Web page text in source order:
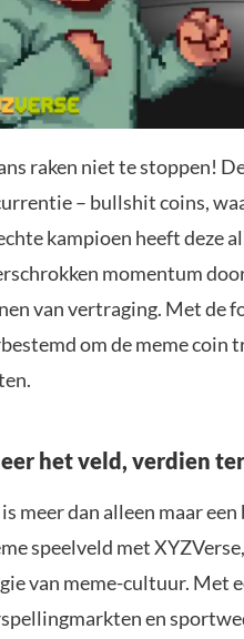
raken niet te stoppen!
– bullshit coins,
kampioen heeft deze
momentum
van vertraging. Met de
om de meme coin
het veld, verdien
meer dan alleen maar
speelveld met
van meme-cultuur. Met
en